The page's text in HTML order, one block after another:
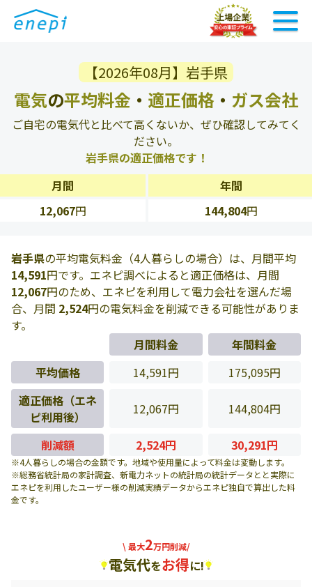
【2026年08月】岩手県
電気の平均料金 ・ 適正価格 ・ ガス会社
ご自宅の電気代と比べて高くないか、ぜひ確認してみてく
ださい。
岩手県の適正価格です！
月間
年間
12,067円 144,804円
岩手県の平均電気料金（4人暮らしの場合）は、月間平均
14,591円です。エネピ調べによると適正価格は、月間
12,067円のため、エネピを利用して電力会社を選んだ場
合、月間 2,524円の電気料金を削減できる可能性がありま
す。
月間料金
年間料金
平均価格
14,591円
175,095円
適正価格（エネ
ピ利用後）
12,067円 144,804円
削減額 2,524円 30,291円
※4人暮らしの場合の金額です。地域や使用量によって料金は変動します。
※総務省統計局の家計調査、新電力ネットの統計局の統計データとと実際に
エネピを利用したユーザー様の削減実績データからエネピ独自で算出した料
金です。
\ 最大2万円削減/
電気代をお得に!